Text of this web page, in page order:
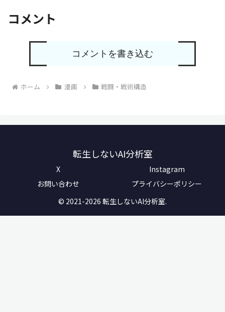
コメント
コメントを書き込む
ホーム 漫画 戦闘・戦術構造
転生しないAI分析室
X
Instagram
お問い合わせ
プライバシーポリシー
© 2021-2026 転生しないAI分析室.